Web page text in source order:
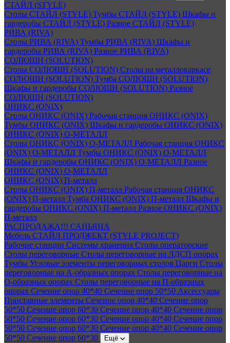
СТАЙЛ (STYLE)
Столы СТАЙЛ (STYLE) Тумбы СТАЙЛ (STYLE) Шкафы и
гардеробы СТАЙЛ (STYLE) Разное СТАЙЛ (STYLE)
РИВА (RIVA)
Столы РИВА (RIVA) Тумбы РИВА (RIVA) Шкафы и
гардеробы РИВА (RIVA) Разное РИВА (RIVA)
СОЛЮШН (SOLUTION)
Столы СОЛЮШН (SOLUTION) Столы на металлокаркасе
СОЛЮШН (SOLUTION) Тумба СОЛЮШН (SOLUTION)
Шкафы и гардеробы СОЛЮШН (SOLUTION) Разное
СОЛЮШН (SOLUTION)
ОНИКС (ONIX)
Столы ОНИКС (ONIX) Рабочая станция ОНИКС (ONIX)
Тумбы ОНИКС (ONIX) Шкафы и гардеробы ОНИКС (ONIX)
ОНИКС (ONIX) O-МЕТАЛЛ
Столы ОНИКС (ONIX) O-МЕТАЛЛ Рабочая станция ОНИКС
(ONIX) O-МЕТАЛЛ Тумбы ОНИКС (ONIX) O-МЕТАЛЛ
Шкафы и гардеробы ОНИКС (ONIX) O-МЕТАЛЛ Разное
ОНИКС (ONIX) O-МЕТАЛЛ
ОНИКС (ONIX) П-металл
Столы ОНИКС (ONIX) П-металл Рабочая станция ОНИКС
(ONIX) П-металл Тумба ОНИКС (ONIX) П-металл Шкафы и
гардеробы ОНИКС (ONIX) П-металл Разное ОНИКС (ONIX)
П-металл
РАСПРОДАЖА!!! САНЬЯНА
Мебель СТАЙЛ ПРОДЖЕКТ (STYLE PROJECT)
Рабочие станции Системы хранения Столы операторские
Столы переговорные Столы переговорные на ЛДСП опорах
Тумбы Угловые элементы переговорных столов Царги Столы
переговорные на А-образных опорах Столы переговорные на
О-образных опорах Столы переговорные на П-образных
опорах Сечение опор 40*40 Сечение опор 50*50 Аксессуары
Приставные элементы Сечение опор 40*40 Сечение опор
50*50 Сечение опор 60*30 Сечение опор 40*40 Сечение опор
50*50 Сечение опор 60*30 Сечение опор 40*40 Сечение опор
50*50 Сечение опор 60*30 Сечение опор 40*40 Сечение опор
50*50 Сечение опор 60*30 Ещё